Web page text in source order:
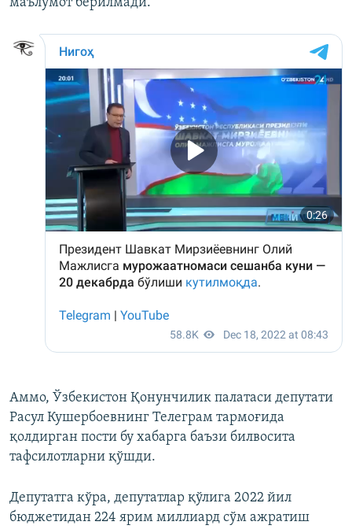
маълумот берилмади.
Аммо, Ўзбекистон Қонунчилик палатаси депутати
Расул Кушербоевнинг Телеграм тармоғида
қолдирган пости бу хабарга баъзи билвосита
тафсилотларни қўшди.
Депутатга кўра, депутатлар қўлига 2022 йил
бюджетидан 224 ярим миллиард сўм ажратиш